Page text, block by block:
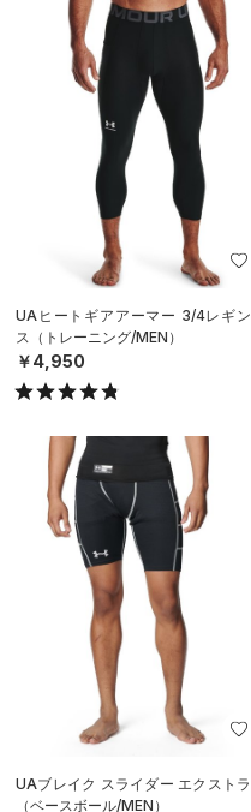
UAヒートギアアーマー 3/4レギン
ス（トレーニング/MEN）
￥4,950
UAブレイク スライダー エクストラ
（ベースボール/MEN）